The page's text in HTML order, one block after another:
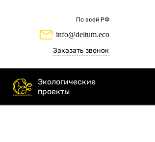
По всей РФ
info@deltum.eco
Заказать звонок
Экологические
проекты